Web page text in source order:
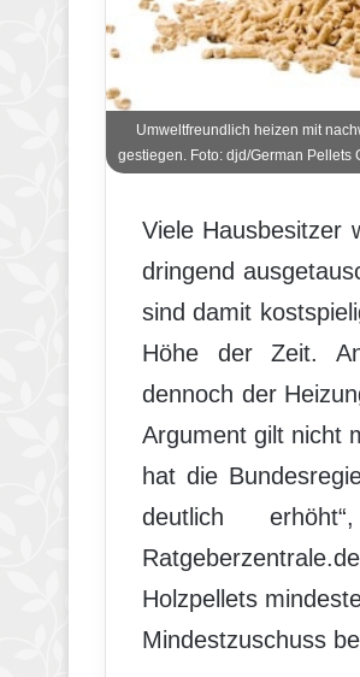
Umweltfreundlich heizen mit
gestiegen. Foto: djd/German Pellets
Viele Hausbesitzer
dringend
sind damit
Höhe der Zeit.
dennoch der
Argument gilt nicht
hat die
deutlich
Holzpellets
Mindestzuschuss